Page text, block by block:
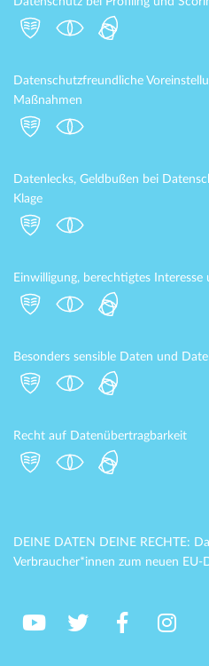
Datenschutzfreundliche
Maßnahmen
Datenlecks, Geldbußen bei
Klage
Einwilligung, berechtigtes
Besonders sensible Daten und
Recht auf Datenübertragbarkeit
DEINE DATEN DEINE RECHTE:
Verbraucher*innen zum neuen EU-